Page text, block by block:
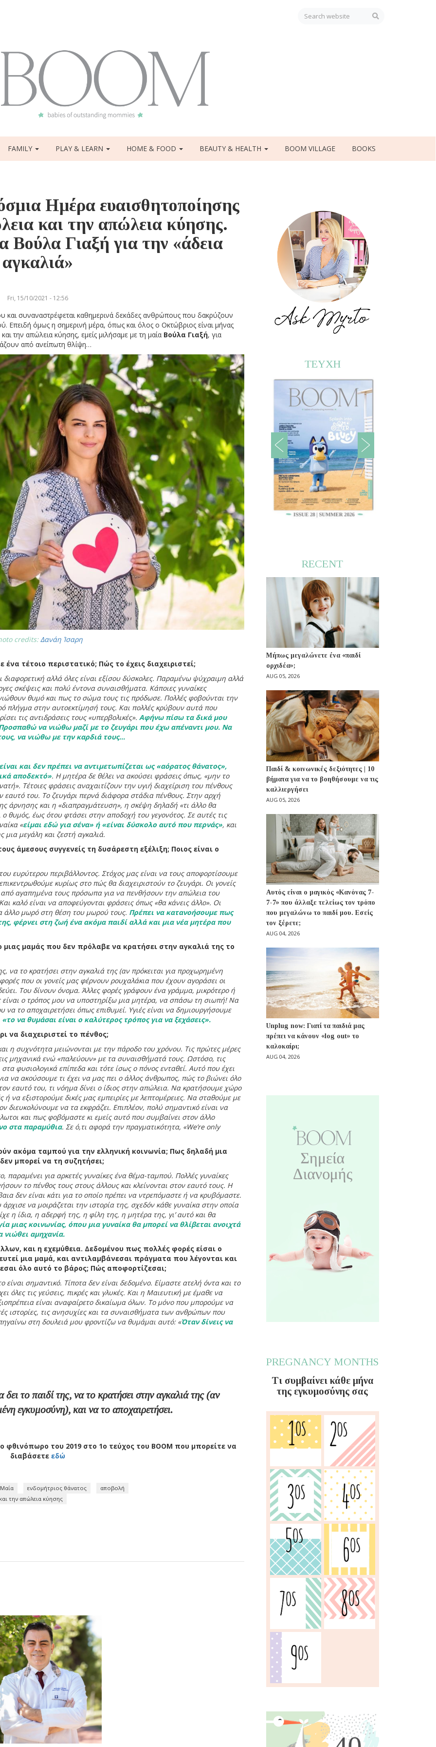
FAMILY PLAY & LEARN HOME & FOOD BEAUTY & HEALTH BOOM VILLAGE BOOKS
Ημέρα ευαισθητοποίησης
και την απώλεια κύησης.
Βούλα Γιαξή για την «άδεια
αγκαλιά»
Fri, 15/10/2021 - 12:56
και συναναστρέφεται καθημερινά δεκάδες ανθρώπους που δακρύζουν
όμως η σημερινή μέρα, όπως και όλος ο Οκτώβριος είναι μήνας
την απώλεια κύησης, εμείς μιλήσαμε με τη μαία Βούλα Γιαξή, για
από ανείπωτη θλίψη…
credits: Δανάη Ίσαρη
τέτοιο περιστατικό; Πώς το έχεις διαχειριστεί;
διαφορετική αλλά όλες είναι εξίσου δύσκολες. Παραμένω ψύχραιμη αλλά
σκέψεις και πολύ έντονα συναισθήματα. Κάποιες γυναίκες
θυμό και πως το σώμα τους τις πρόδωσε. Πολλές φοβούνται την
πλήγμα στην αυτοεκτίμησή τους. Και πολλές κρύβουν αυτά που
τις αντιδράσεις τους «υπερβολικές». Αφήνω πίσω τα δικά μου
να νιώθω μαζί με το ζευγάρι που έχω απέναντι μου. Να
να νιώθω με την καρδιά τους…
και δεν πρέπει να αντιμετωπίζεται ως «αόρατος θάνατος»,
αποδεκτό». Η μητέρα δε θέλει να ακούσει φράσεις όπως, «μην το
Τέτοιες φράσεις αναχαιτίζουν την υγιή διαχείριση του πένθους
εαυτό του. Το ζευγάρι περνά διάφορα στάδια πένθους. Στην αρχή
άρνησης και η «διαπραγμάτευση», η σκέψη δηλαδή «τι άλλο θα
θυμός, έως ότου φτάσει στην αποδοχή του γεγονότος. Σε αυτές τις
«είμαι εδώ για σένα» ή «είναι δύσκολο αυτό που περνάς», και
μια μεγάλη και ζεστή αγκαλιά.
άμεσους συγγενείς τη δυσάρεστη εξέλιξη; Ποιος είναι ο
ευρύτερου περιβάλλοντος. Στόχος μας είναι να τους αποφορτίσουμε
κυρίως στο πώς θα διαχειριστούν το ζευγάρι. Οι γονείς
από αγαπημένα τους πρόσωπα για να πενθήσουν την απώλεια του
καλό είναι να αποφεύγονται φράσεις όπως «θα κάνεις άλλο». Οι
άλλο μωρό στη θέση του μωρού τους. Πρέπει να κατανοήσουμε πως
φέρνει στη ζωή ένα ακόμα παιδί αλλά και μια νέα μητέρα που
μαμάς που δεν πρόλαβε να κρατήσει στην αγκαλιά της το
να το κρατήσει στην αγκαλιά της (αν πρόκειται για προχωρημένη
που οι γονείς μας φέρνουν ρουχαλάκια που έχουν αγοράσει οι
Του δίνουν όνομα. Άλλες φορές γράφουν ένα γράμμα, μικρότερο ή
ο τρόπος μου να υποστηρίξω μια μητέρα, να σπάσω τη σιωπή! Να
το αποχαιρετήσει όπως επιθυμεί. Υγιές είναι να δημιουργήσουμε
«το να θυμάσαι είναι ο καλύτερος τρόπος για να ξεχάσεις».
να διαχειριστεί το πένθος;
η συχνότητα μειώνονται με την πάροδο του χρόνου. Τις πρώτες μέρες
μηχανικά ενώ «παλεύουν» με τα συναισθήματά τους. Ωστόσο, τις
φυσιολογικά επίπεδα και τότε ίσως ο πόνος ενταθεί. Αυτό που έχει
να ακούσουμε τι έχει να μας πει ο άλλος άνθρωπος, πώς το βιώνει όλο
εαυτό του, τι νόημα δίνει ο ίδιος στην απώλεια. Να κρατήσουμε χώρο
να εξιστορούμε δικές μας εμπειρίες με λεπτομέρειες. Να σταθούμε με
να τα εκφράζει. Επιπλέον, πολύ σημαντικό είναι να
και πως φοβόμαστε κι εμείς αυτό που συμβαίνει στον άλλο
στα παραμύθια. Σε ό,τι αφορά την πραγματικότητα, «We’re only
ακόμα ταμπού για την ελληνική κοινωνία; Πως δηλαδή μια
μπορεί να τη συζητήσει;
παραμένει για αρκετές γυναίκες ένα θέμα-ταμπού. Πολλές γυναίκες
το πένθος τους στους άλλους και κλείνονται στον εαυτό τους. Η
δεν είναι κάτι για το οποίο πρέπει να ντρεπόμαστε ή να κρυβόμαστε.
να μοιράζεται την ιστορία της, σχεδόν κάθε γυναίκα στην οποία
η ίδια, η αδερφή της, η φίλη της, η μητέρα της, γι’ αυτό και θα
μιας κοινωνίας, όπου μια γυναίκα θα μπορεί να θλίβεται ανοιχτά
νιώθει αμηχανία.
και η εχεμύθεια. Δεδομένου πως πολλές φορές είσαι ο
μια μαμά, και αντιλαμβάνεσαι πράγματα που λέγονται και
όλο αυτό το βάρος; Πώς αποφορτίζεσαι;
σημαντικό. Τίποτα δεν είναι δεδομένο. Είμαστε ατελή όντα και το
τις γεύσεις, πικρές και γλυκές. Και η Μαιευτική με έμαθε να
είναι αναφαίρετο δικαίωμα όλων. Το μόνο που μπορούμε να
ιστορίες, τις ανησυχίες και τα συναισθήματα των ανθρώπων που
στη δουλειά μου φροντίζω να θυμάμαι αυτό: «Όταν δίνεις να
εγκυμοσύνη), και να το αποχαιρετήσει.
του 2019 στο 1ο τεύχος του BOOM που μπορείτε να
διαβάσετεεδώ
Μαία ενδομήτριος θάνατος
αποβολή
την απώλεια κύησης
ΤΕΥΧΗ
RECENT
Μήπως μεγαλώνετε ένα «παιδί
ορχιδέα»;
AUG 05, 2026
Παιδί & κοινωνικές δεξιότητες | 10
βήματα για να το βοηθήσουμε να τις
καλλιεργήσει
AUG 05, 2026
Αυτός είναι ο μαγικός «Κανόνας 7-
7-7» που άλλαξε τελείως τον τρόπο
που μεγαλώνω το παιδί μου. Εσείς
τον ξέρετε;
AUG 04, 2026
Unplug now: Γιατί τα παιδιά μας
πρέπει να κάνουν «log out» το
καλοκαίρι;
AUG 04, 2026
PREGNANCY MONTHS
Τι συμβαίνει κάθε μήνα
της εγκυμοσύνης σας